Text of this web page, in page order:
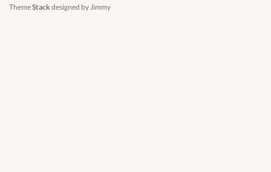
ThemeStack designed byJimmy